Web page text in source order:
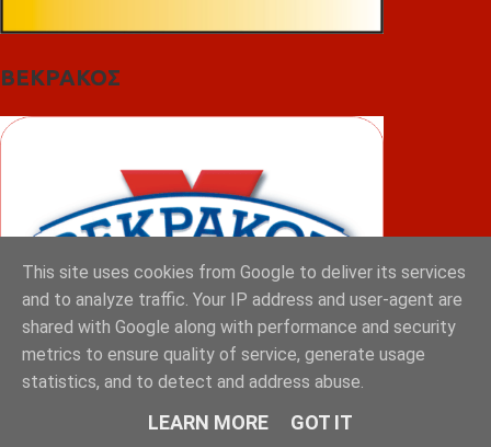
ΒΕΚΡΑΚΟΣ
This site uses cookies from Google to deliver its services
and to analyze traffic. Your IP address and user-agent are
shared with Google along with performance and security
metrics to ensure quality of service, generate usage
statistics, and to detect and address abuse.
LEARN MORE GOT IT